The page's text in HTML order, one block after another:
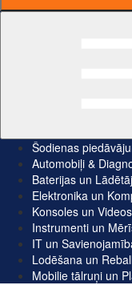
Šodienas
Automobiļi &
Baterijas un
Elektronika un
Konsoles un
Instrumenti un
IT un
Lodēšana un
Mobilie tālruņi un